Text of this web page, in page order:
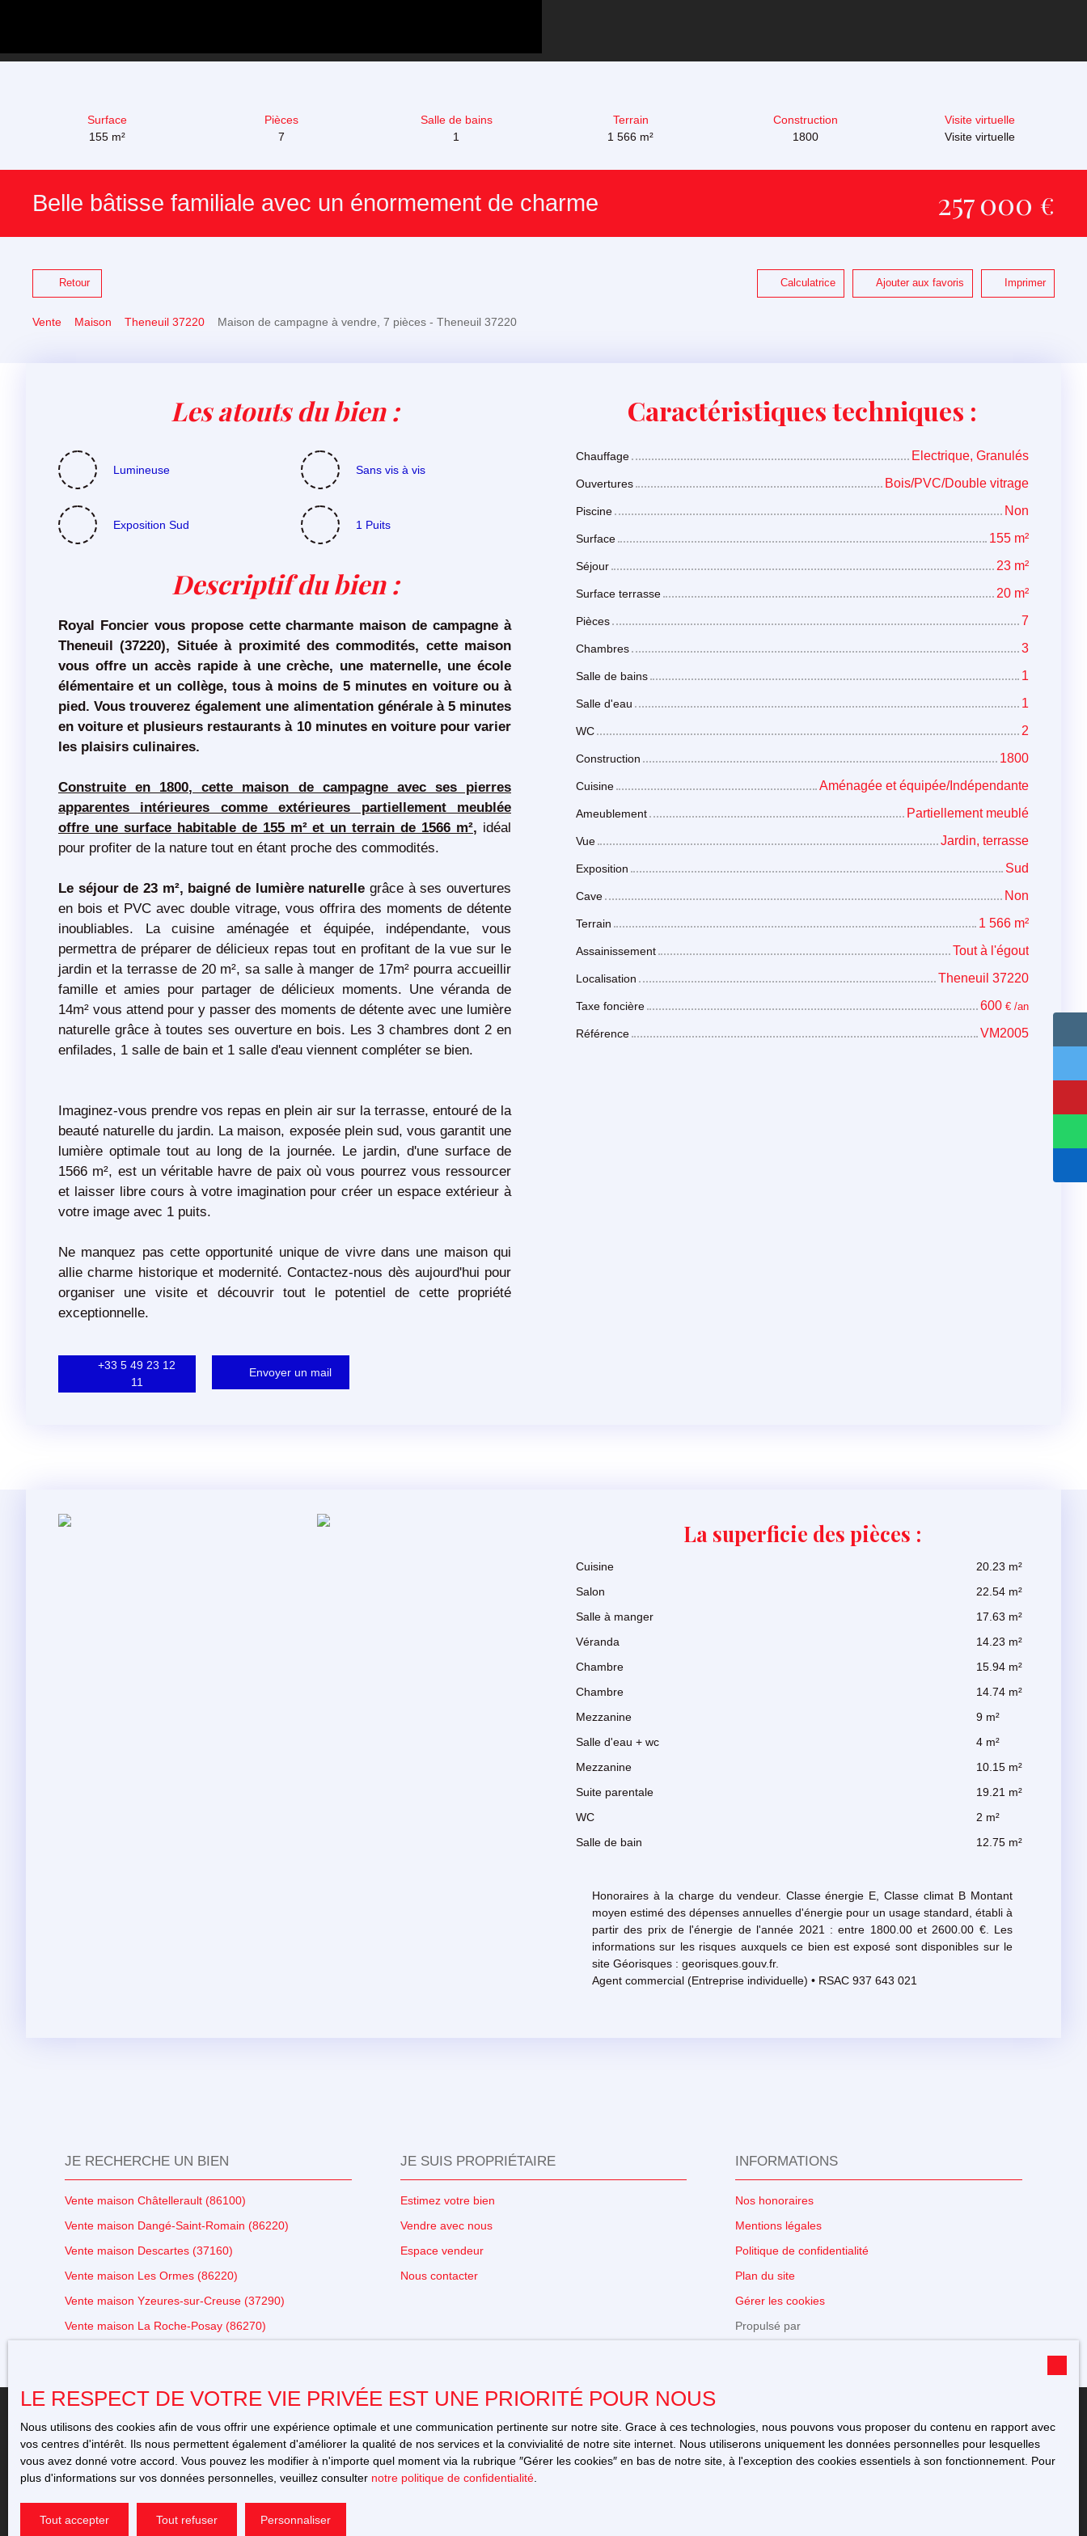
Surface
155 m²
Pièces
7
Salle de bains
1
Terrain
1 566 m²
Construction
1800
Visite virtuelle
Visite virtuelle
Belle bâtisse familiale avec un énormement de charme 257 000 €
Retour Calculatrice Ajouter aux favoris Imprimer
Vente Maison Theneuil 37220 Maison de campagne à vendre, 7 pièces - Theneuil 37220
Les atouts du bien :
Lumineuse Sans vis à vis
Exposition Sud 1 Puits
Descriptif du bien:
Royal Foncier vous propose cette charmante maison de campagne à
Theneuil (37220), Située à proximité des commodités, cette maison
vous offre un accès rapide à une crèche, une maternelle, une école
élémentaire et un collège, tous à moins de 5 minutes en voiture ou à
pied. Vous trouverez également une alimentation générale à 5 minutes
en voiture et plusieurs restaurants à 10 minutes en voiture pour varier
les plaisirs culinaires.
Construite en 1800, cette maison de campagne avec ses pierres
apparentes intérieures comme extérieures partiellement meublée
offre une surface habitable de 155 m² et un terrain de 1566 m², idéal
pour profiter de la nature tout en étant proche des commodités.
Le séjour de 23 m², baigné de lumière naturelle grâce à ses ouvertures
en bois et PVC avec double vitrage, vous offrira des moments de détente
inoubliables. La cuisine aménagée et équipée, indépendante, vous
permettra de préparer de délicieux repas tout en profitant de la vue sur le
jardin et la terrasse de 20 m², sa salle à manger de 17m² pourra accueillir
famille et amies pour partager de délicieux moments. Une véranda de
14m² vous attend pour y passer des moments de détente avec une lumière
naturelle grâce à toutes ses ouverture en bois. Les 3 chambres dont 2 en
enfilades, 1 salle de bain et 1 salle d'eau viennent compléter se bien.
Imaginez-vous prendre vos repas en plein air sur la terrasse, entouré de la
beauté naturelle du jardin. La maison, exposée plein sud, vous garantit une
lumière optimale tout au long de la journée. Le jardin, d'une surface de
1566 m², est un véritable havre de paix où vous pourrez vous ressourcer
et laisser libre cours à votre imagination pour créer un espace extérieur à
votre image avec 1 puits.
Ne manquez pas cette opportunité unique de vivre dans une maison qui
allie charme historique et modernité. Contactez-nous dès aujourd'hui pour
organiser une visite et découvrir tout le potentiel de cette propriété
exceptionnelle.
+33 5 49 23 12
11
Envoyer un mail
Caractéristiques techniques :
Chauffage Electrique, Granulés
Ouvertures Bois/PVC/Double vitrage
Piscine Non
Surface 155 m²
Séjour 23 m²
Surface terrasse 20 m²
Pièces 7
Chambres 3
Salle de bains 1
Salle d'eau 1
WC 2
Construction 1800
Cuisine Aménagée et équipée/Indépendante
Ameublement Partiellement meublé
Vue Jardin, terrasse
Exposition Sud
Cave Non
Terrain 1 566 m²
Assainissement Tout à l'égout
Localisation Theneuil 37220
Taxe foncière 600 € /an
Référence VM2005
La superficie des pièces :
Cuisine
20.23 m²
Salon
22.54 m²
Salle à manger
17.63 m²
Véranda
14.23 m²
Chambre
15.94 m²
Chambre
14.74 m²
Mezzanine
9 m²
Salle d'eau + wc
4 m²
Mezzanine
10.15 m²
Suite parentale
19.21 m²
WC
2 m²
Salle de bain
12.75 m²
Honoraires à la charge du vendeur. Classe énergie E, Classe climat B Montant
moyen estimé des dépenses annuelles d'énergie pour un usage standard, établi à
partir des prix de l'énergie de l'année 2021 : entre 1800.00 et 2600.00 €. Les
informations sur les risques auxquels ce bien est exposé sont disponibles sur le
site Géorisques : georisques.gouv.fr.
Agent commercial (Entreprise individuelle) • RSAC 937 643 021
JE RECHERCHE UN BIEN
Vente maison Châtellerault (86100)
Vente maison Dangé-Saint-Romain (86220)
Vente maison Descartes (37160)
Vente maison Les Ormes (86220)
Vente maison Yzeures-sur-Creuse (37290)
Vente maison La Roche-Posay (86270)
JE SUIS PROPRIÉTAIRE
Estimez votre bien
Vendre avec nous
Espace vendeur
Nous contacter
INFORMATIONS
Nos honoraires
Mentions légales
Politique de confidentialité
Plan du site
Gérer les cookies
Propulsé par
+33 5 49 23 12 11
76 avenue de l'Europe
86220 Dangé-Saint-Romain
LE RESPECT DE VOTRE VIE PRIVÉE EST UNE PRIORITÉ POUR NOUS
Nous utilisons des cookies afin de vous offrir une expérience optimale et une communication pertinente sur notre site. Grace à ces technologies, nous pouvons vous proposer du contenu en rapport avec
vos centres d'intérêt. Ils nous permettent également d'améliorer la qualité de nos services et la convivialité de notre site internet. Nous utiliserons uniquement les données personnelles pour lesquelles
vous avez donné votre accord. Vous pouvez les modifier à n'importe quel moment via la rubrique ″Gérer les cookies″ en bas de notre site, à l'exception des cookies essentiels à son fonctionnement. Pour
plus d'informations sur vos données personnelles, veuillez consulter notre politique de confidentialité
Tout accepter Tout refuser Personnaliser